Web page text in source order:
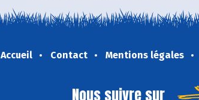
Accueil Contact Mentions légales
Nous suivre sur